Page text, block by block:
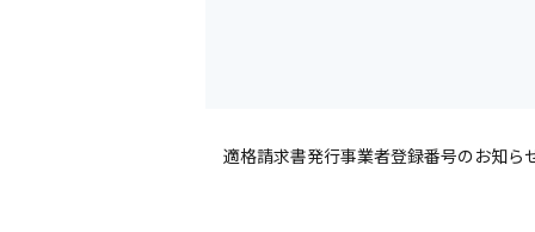
適格請求書発行事業者登録番号のお知ら